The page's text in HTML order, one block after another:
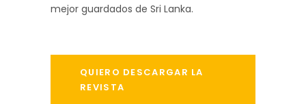
mejor guardados de Sri Lanka.
QUIERO DESCARGAR LA
REVISTA